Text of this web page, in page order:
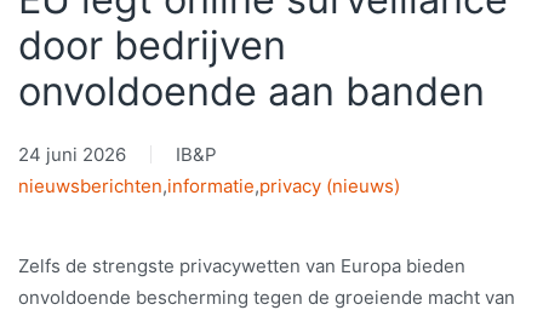
door bedrijven
onvoldoende aan banden
24 juni 2026
IB&P
nieuwsberichten,informatie,privacy (nieuws)
Zelfs de strengste privacywetten van Europa bieden
onvoldoende bescherming tegen de groeiende macht van